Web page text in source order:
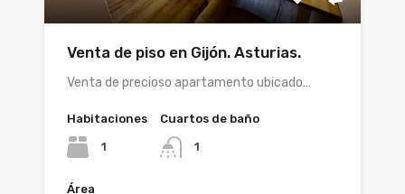
Venta de piso en Gijón. Asturias.
Venta de precioso apartamento ubicado…
Habitaciones
1
Cuartos de baño
1
Área